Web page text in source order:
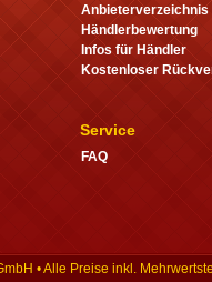
Anbieterverzeichnis
Händlerbewertung
Infos für Händler
Kostenloser
Service
FAQ
• Alle Preise inkl.